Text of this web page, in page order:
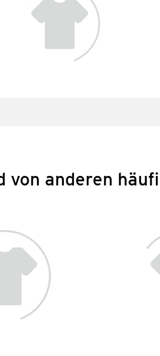
von anderen